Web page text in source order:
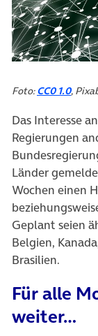
Foto:CC0 1.0,
Das Interesse an
Regierungen
Länder
Wochen einen
Geplant seien
Belgien,
Brasilien.
Für alle
weiter…